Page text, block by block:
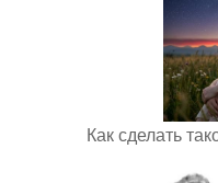
Как сделать